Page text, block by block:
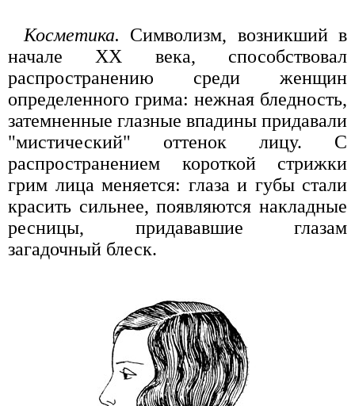
Косметика. Символизм, возникший в
начале XX века, способствовал
распространению среди женщин
определенного грима: нежная бледность,
затемненные глазные впадины придавали
"мистический" оттенок лицу. С
распространением короткой стрижки
грим лица меняется: глаза и губы стали
красить сильнее, появляются накладные
ресницы, придававшие глазам
загадочный блеск.